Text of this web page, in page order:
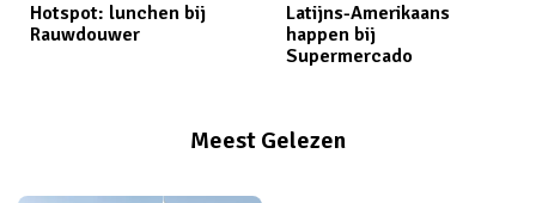
Hotspot: lunchen bij
Rauwdouwer
Latijns-Amerikaans
happen bij
Supermercado
Meest Gelezen